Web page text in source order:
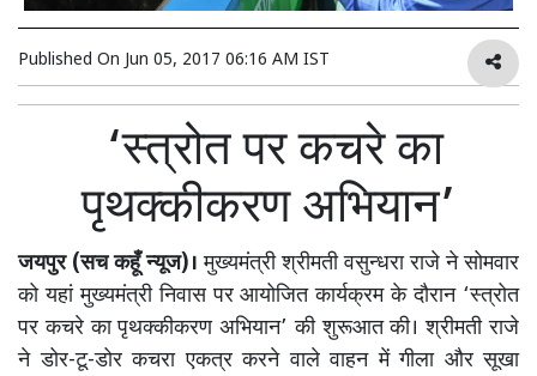
Published On Jun 05, 2017 06:16 AM IST
‘स्त्रोत पर कचरे का
पृथक्कीकरण अभियान’
जयपुर (सच कहूँ न्यूज)। मुख्यमंत्री श्रीमती वसुन्धरा राजे ने सोमवार
को यहां मुख्यमंत्री निवास पर आयोजित कार्यक्रम के दौरान ‘स्त्रोत
पर कचरे का पृथक्कीकरण अभियान’ की शुरूआत की। श्रीमती राजे
ने डोर-टू-डोर कचरा एकत्र करने वाले वाहन में गीला और सूखा